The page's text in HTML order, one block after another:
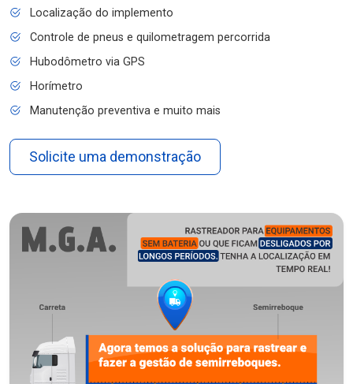
Localização do implemento
Controle de pneus e quilometragem percorrida
Hubodômetro via GPS
Horímetro
Manutenção preventiva e muito mais
Solicite uma demonstração